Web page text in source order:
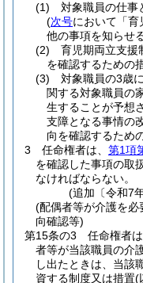
(1)
対象職員の仕事
(次号において「育
他の事項を知らせ
(2)
育児期両立支援
を確認するための
(3)
対象職員の3歳
関する対象職員の
生することが予想
支障となる事情の
向を確認するため
3
任命権者は、 第1項
を確認した事項の取
なければならない。
(追加〔令和7
(配偶者等が介護を
向確認等)
第15条の3
任命権者
者等が当該職員の介
し出たときは、当該
資する制度又は措置(